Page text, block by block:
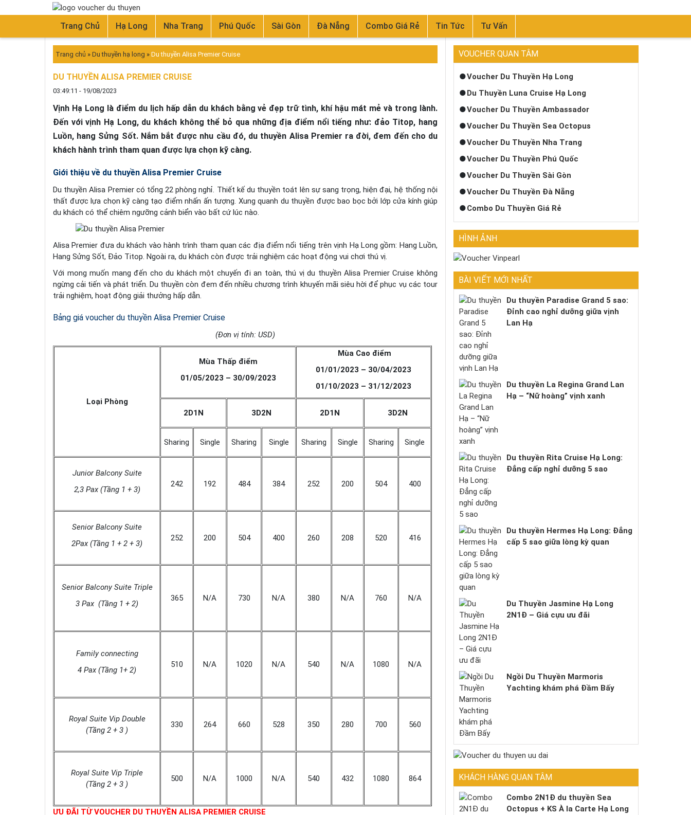
Trang Chủ Hạ Long Nha Trang Phú Quốc Sài Gòn Đà Nẵng Combo Giá Rẻ Tin Tức Tư Vấn
Trang chủ » Du thuyền hạ long » Du thuyền Alisa Premier Cruise
DU THUYỀN ALISA PREMIER CRUISE
03:49:11 - 19/08/2023
Vịnh Hạ Long là điểm du lịch hấp dẫn du khách bằng vẻ đẹp trữ tình, khí hậu mát mẻ và trong lành.
Đến với vịnh Hạ Long, du khách không thể bỏ qua những địa điểm nổi tiếng như: đảo Titop, hang
Luồn, hang Sửng Sốt. Nắm bắt được nhu cầu đó, du thuyền Alisa Premier ra đời, đem đến cho du
khách hành trình tham quan được lựa chọn kỹ càng.
Giới thiệu về du thuyền Alisa Premier Cruise
Du thuyền Alisa Premier có tổng 22 phòng nghỉ. Thiết kế du thuyền toát lên sự sang trọng, hiện đại, hệ thống nội
thất được lựa chọn kỹ càng tạo điểm nhấn ấn tượng. Xung quanh du thuyền được bao bọc bởi lớp cửa kính giúp
du khách có thể chiêm ngưỡng cảnh biển vào bất cứ lúc nào.
Alisa Premier đưa du khách vào hành trình tham quan các địa điểm nổi tiếng trên vịnh Hạ Long gồm: Hang Luồn,
Hang Sửng Sốt, Đảo Titop. Ngoài ra, du khách còn được trải nghiệm các hoạt động vui chơi thú vị.
Với mong muốn mang đến cho du khách một chuyến đi an toàn, thú vị du thuyền Alisa Premier Cruise không
ngừng cải tiến và phát triển. Du thuyền còn đem đến nhiều chương trình khuyến mãi siêu hời để phục vụ các tour
trải nghiệm, hoạt động giải thưởng hấp dẫn.
Bảng giá voucher du thuyền Alisa Premier Cruise
(Đơn vị tính: USD)
Loại Phòng
Mùa Thấp điểm
01/05/2023 – 30/09/2023
Mùa Cao điểm
01/01/2023 – 30/04/2023
01/10/2023 – 31/12/2023
2D1N 3D2N 2D1N 3D2N
Sharing Single Sharing Single Sharing Single Sharing Single
Junior Balcony Suite
2,3 Pax (Tầng 1 + 3)
242 192 484 384 252 200 504 400
Senior Balcony Suite
2Pax (Tầng 1 + 2 + 3)
252 200 504 400 260 208 520 416
Senior Balcony Suite Triple
3 Pax (Tầng 1 + 2)
365 N/A 730 N/A 380 N/A 760 N/A
Family connecting
4 Pax (Tầng 1+ 2)
510 N/A 1020 N/A 540 N/A 1080 N/A
Royal Suite Vip Double
(Tầng 2 + 3 )
330 264 660 528 350 280 700 560
Royal Suite Vip Triple
(Tầng 2 + 3 )
500 N/A 1000 N/A 540 432 1080 864
ƯU ĐÃI TỪ VOUCHER DU THUYỀN ALISA PREMIER CRUISE
VOUCHER QUAN TÂM
Voucher Du Thuyền Hạ Long
Du Thuyền Luna Cruise Hạ Long
Voucher Du Thuyền Ambassador
Voucher Du Thuyền Sea Octopus
Voucher Du Thuyền Nha Trang
Voucher Du Thuyền Phú Quốc
Voucher Du Thuyền Sài Gòn
Voucher Du Thuyền Đà Nẵng
Combo Du Thuyền Giá Rẻ
HÌNH ẢNH
BÀI VIẾT MỚI NHẤT
Du thuyền Paradise Grand 5 sao:
Đỉnh cao nghỉ dưỡng giữa vịnh
Lan Hạ
Du thuyền La Regina Grand Lan
Hạ – “Nữ hoàng” vịnh xanh
Du thuyền Rita Cruise Hạ Long:
Đẳng cấp nghỉ dưỡng 5 sao
Du thuyền Hermes Hạ Long: Đẳng
cấp 5 sao giữa lòng kỳ quan
Du Thuyền Jasmine Hạ Long
2N1Đ – Giá cựu ưu đãi
Ngồi Du Thuyền Marmoris
Yachting khám phá Đầm Bấy
KHÁCH HÀNG QUAN TÂM
Combo 2N1Đ du thuyền Sea
Octopus + KS À la Carte Hạ Long